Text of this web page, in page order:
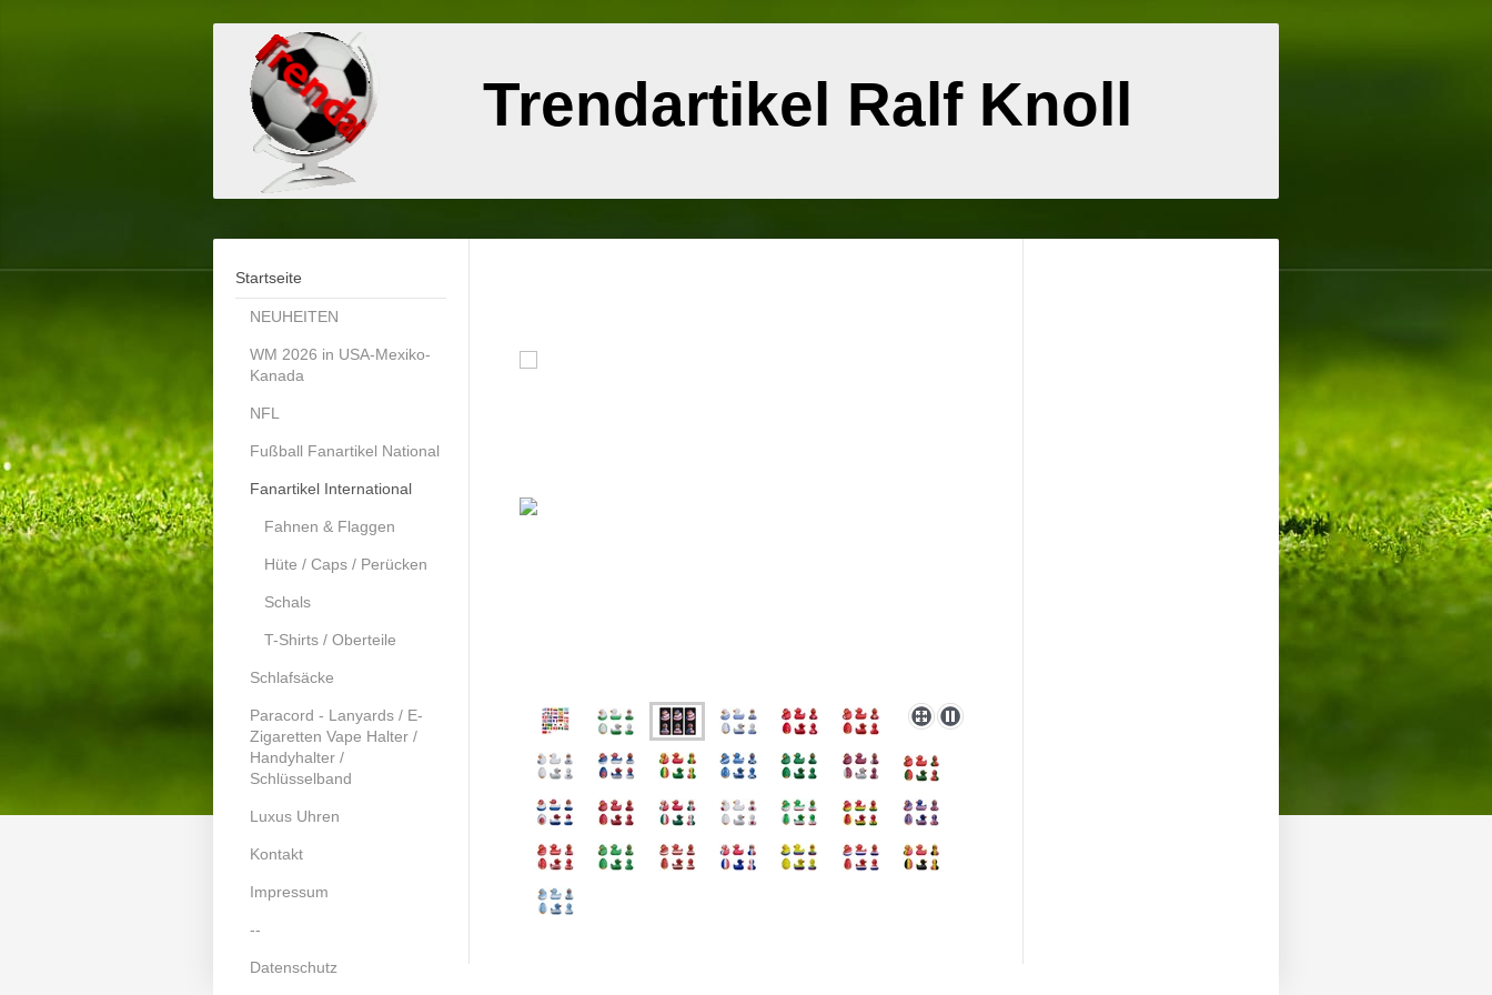
Trendartikel Ralf Knoll
Startseite
NEUHEITEN
WM 2026 in USA-Mexiko-
Kanada
NFL
Fußball Fanartikel National
Fanartikel International
Fahnen & Flaggen
Hüte / Caps / Perücken
Schals
T-Shirts / Oberteile
Schlafsäcke
Paracord - Lanyards / E-
Zigaretten Vape Halter /
Handyhalter /
Schlüsselband
Luxus Uhren
Kontakt
Impressum
--
Datenschutz